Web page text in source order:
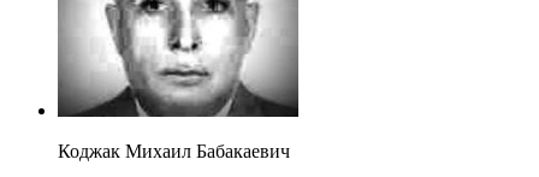
Коджак Михаил Бабакаевич